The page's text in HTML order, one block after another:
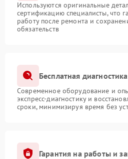
Используются оригинальные
сертификацию специалисты, что
работу после ремонта и
обязательств
Бесплатная
Современное оборудование и
экспресс-диагностику и
сроки, минимизируя время без
Гарантия на работы и